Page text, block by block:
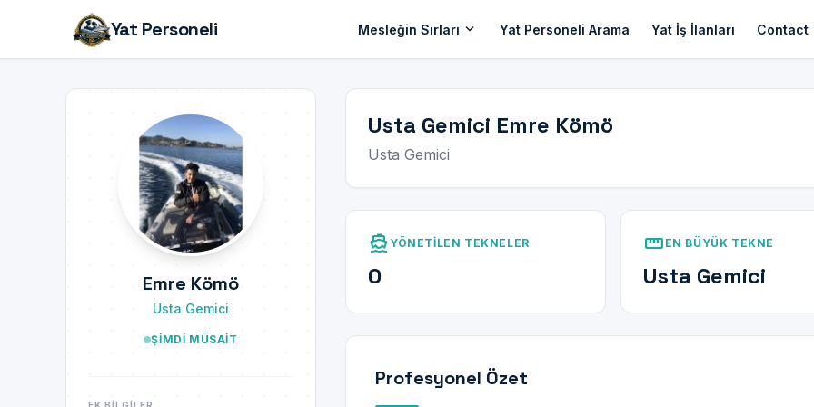
Yat Personeli Mesleğin Sırları expand_more Yat Personeli Arama Yat İş İlanları Contact
Emre Kömö
Usta Gemici
ŞIMDI MÜSAIT
Usta Gemici Emre Kömö
Usta Gemici
directions_boat YÖNETILEN TEKNELER
0
straighten EN BÜYÜK TEKNE
Usta Gemici
Profesyonel Özet